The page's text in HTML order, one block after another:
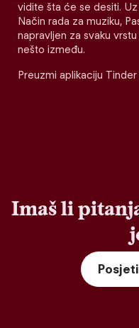
vidite šta će se desiti.
Način rada za muziku,
napravljen za svaku
nešto između.
Preuzmi aplikaciju
Imaš li